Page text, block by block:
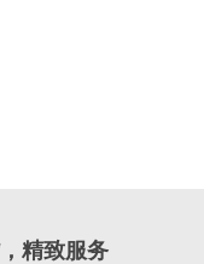
精致服务